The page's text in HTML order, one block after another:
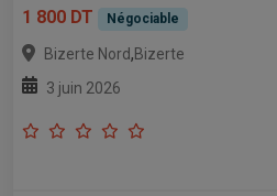
1 800 DT
Négociable
Bizerte Nord,Bizerte
3 juin 2026